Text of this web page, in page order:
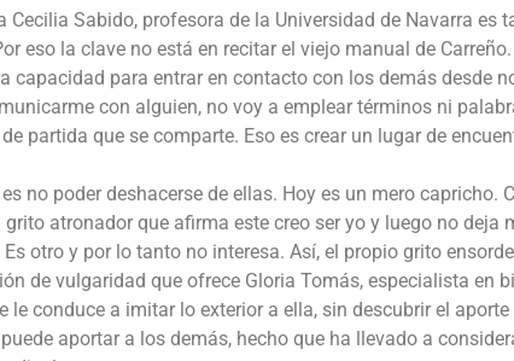
Cecilia Sabido, profesora de la Universidad de Navarra es
eso la clave no está en recitar el viejo manual de
capacidad para entrar en contacto con los demás desde
con alguien, no voy a emplear términos ni
partida que se comparte. Eso es crear un lugar de
no poder deshacerse de ellas. Hoy es un mero capricho.
atronador que afirma este creo ser yo y luego no deja
otro y por lo tanto no interesa. Así, el propio grito
de vulgaridad que ofrece Gloria Tomás, especialista en
le conduce a imitar lo exterior a ella, sin descubrir el
aportar a los demás, hecho que ha llevado a